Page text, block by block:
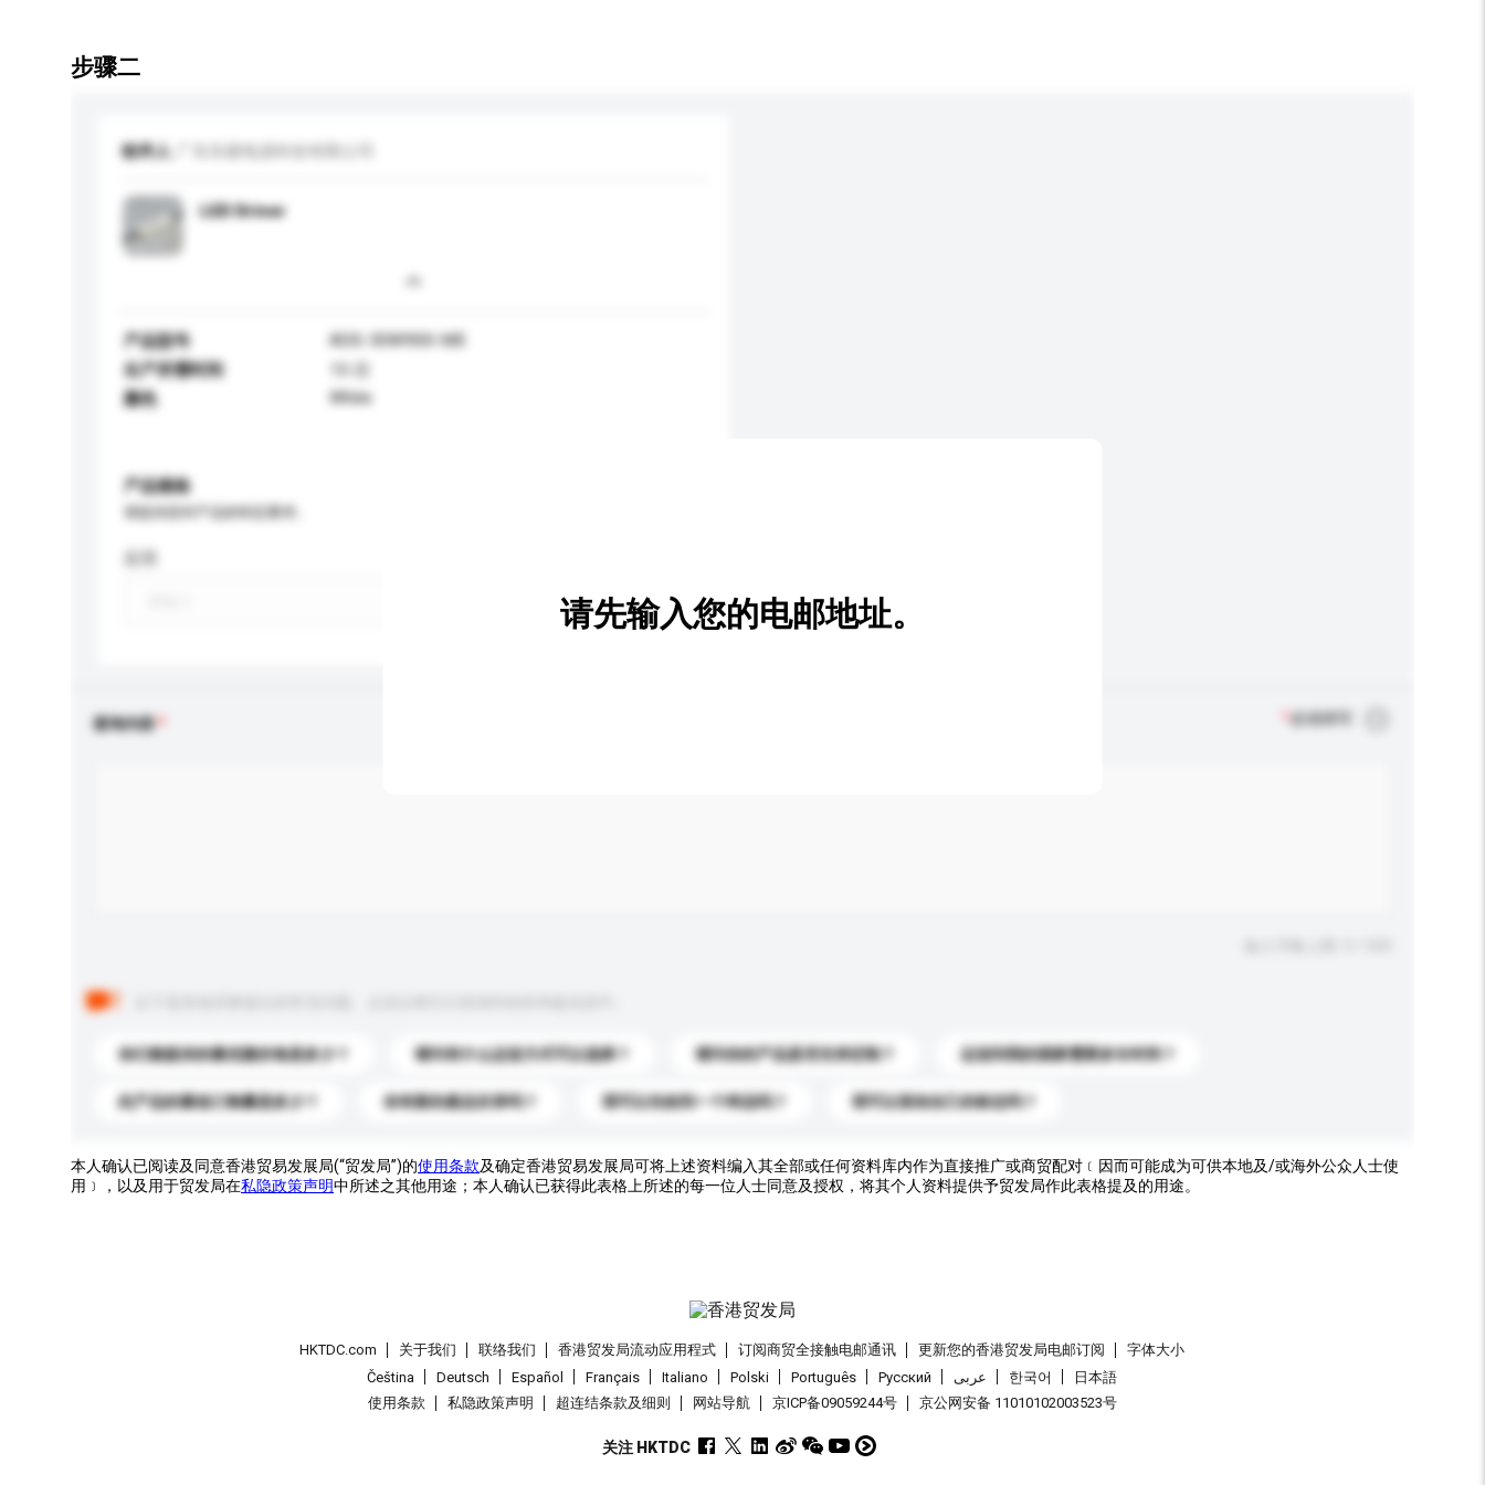
步骤二
收件人
LED Driver
产品型号
ADS-30W900-ME
生产所需时间
颜色
White
产品规格
新增/删除选项
查询内容 必须填写
你们能提供的最优惠价格是多少？ 请问有什么运送方式可以选择？ 请问你的产品是否支持定制？ 运送到我的国家需要多长时间？
此产品的最低订购量是多少？ 你有新的產品目录吗？ 我可以先收到一个样品吗？ 我可以添加自己的标志吗？
请先输入您的电邮地址。
本人确认已阅读及同意香港贸易发展局(“贸发局”)的使用条款及确定香港贸易发展局可将上述资料编入其全部或任何资料库内作为直接推广或商贸配对﹝因而可能成为可供本地及/或海外公众人士使
用﹞，以及用于贸发局在私隐政策声明中所述之其他用途；本人确认已获得此表格上所述的每一位人士同意及授权，将其个人资料提供予贸发局作此表格提及的用途。
HKTDC.com 关于我们 联络我们 香港贸发局流动应用程式 订阅商贸全接触电邮通讯 更新您的香港贸发局电邮订阅
字体大小
Čeština
Deutsch Español Français Italiano Polski Português Pусский عربى 한국어
日本語
使用条款
私隐政策声明 超连结条款及细则 网站导航 京ICP备09059244号 京公网安备 11010102003523号
关注 HKTDC